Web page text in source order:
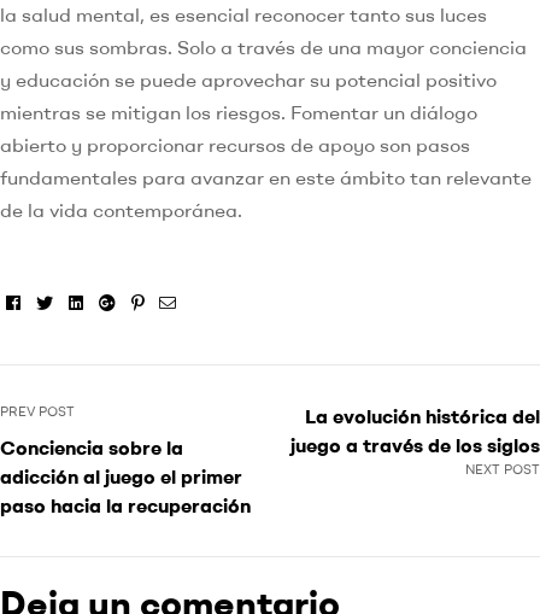
la salud mental, es esencial reconocer tanto sus luces
como sus sombras. Solo a través de una mayor conciencia
y educación se puede aprovechar su potencial positivo
mientras se mitigan los riesgos. Fomentar un diálogo
abierto y proporcionar recursos de apoyo son pasos
fundamentales para avanzar en este ámbito tan relevante
de la vida contemporánea.
Facebook
TwitterLinkedinGoogle+Pinterest
Email
PREV POST
Conciencia sobre la
adicción al juego el primer
paso hacia la recuperación
NEXT POST
La evolución histórica del
juego a través de los siglos
Deja un comentario